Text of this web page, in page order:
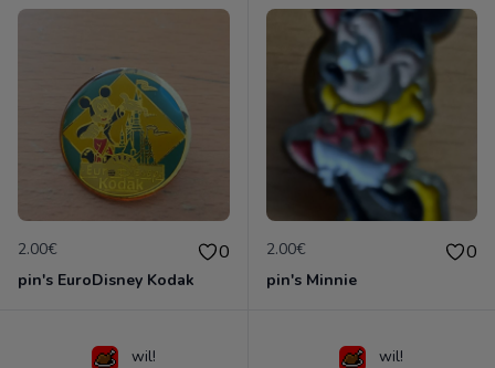
2.00€ 0
pin's EuroDisney Kodak
2.00€ 0
pin's Minnie
wil! wil!